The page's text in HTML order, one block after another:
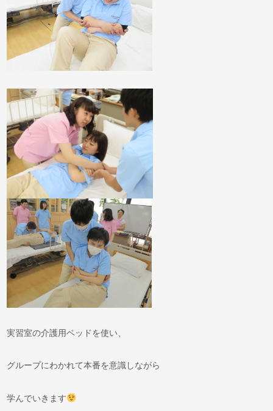
実習室の介護用ベッドを使い、
グループにわかれて本番を意識しながら
学んでいきます